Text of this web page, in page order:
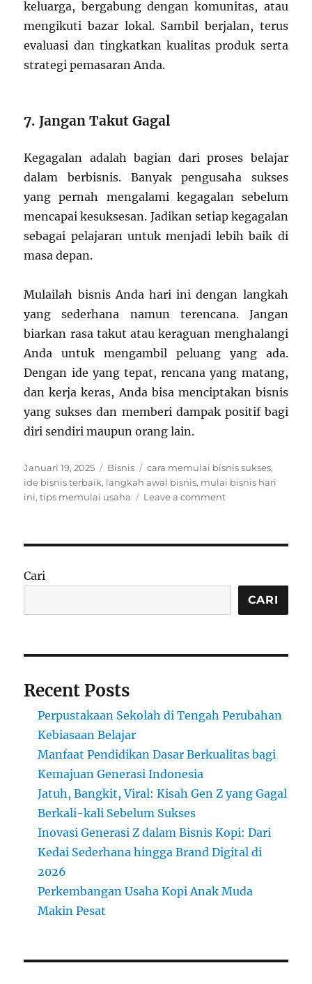
keluarga, bergabung dengan komunitas, atau
mengikuti bazar lokal. Sambil berjalan, terus
evaluasi dan tingkatkan kualitas produk serta
strategi pemasaran Anda.
7. Jangan Takut Gagal
Kegagalan adalah bagian dari proses belajar
dalam berbisnis. Banyak pengusaha sukses
yang pernah mengalami kegagalan sebelum
mencapai kesuksesan. Jadikan setiap kegagalan
sebagai pelajaran untuk menjadi lebih baik di
masa depan.
Mulailah bisnis Anda hari ini dengan langkah
yang sederhana namun terencana. Jangan
biarkan rasa takut atau keraguan menghalangi
Anda untuk mengambil peluang yang ada.
Dengan ide yang tepat, rencana yang matang,
dan kerja keras, Anda bisa menciptakan bisnis
yang sukses dan memberi dampak positif bagi
diri sendiri maupun orang lain.
Posted
on
Januari 19, 2025 Categories
Bisnis Tags
cara memulai bisnis sukses,
ide bisnis terbaik, langkah awal bisnis, mulai bisnis hari
ini,tips memulai usaha Leave a commenton
Awal
Menuju
Kesuksesan
Cari
CARI
Recent Posts
Perpustakaan Sekolah di Tengah Perubahan
Kebiasaan Belajar
Manfaat Pendidikan Dasar Berkualitas bagi
Kemajuan Generasi Indonesia
Jatuh, Bangkit, Viral: Kisah Gen Z yang Gagal
Berkali-kali Sebelum Sukses
Inovasi Generasi Z dalam Bisnis Kopi: Dari
Kedai Sederhana hingga Brand Digital di
2026
Perkembangan Usaha Kopi Anak Muda
Makin Pesat